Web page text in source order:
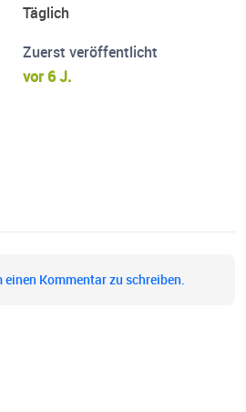
Täglich
Zuerst veröffentlicht
vor 6 J.
einen Kommentar zu schreiben.